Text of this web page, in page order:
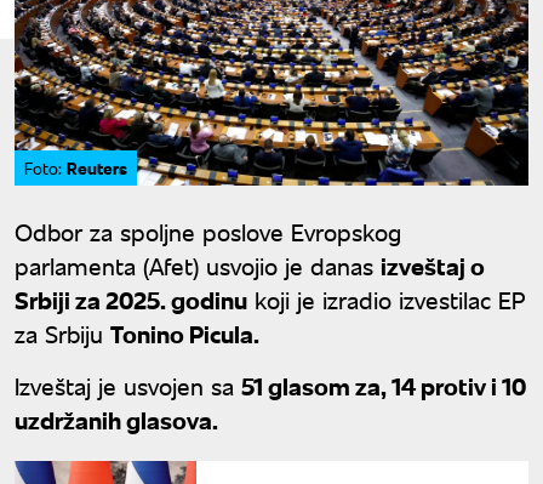
Foto: Reuters
Odbor za spoljne poslove Evropskog
parlamenta (Afet) usvojio je danas izveštaj o
Srbiji za 2025. godinu koji je izradio izvestilac EP
za Srbiju Tonino Picula.
Izveštaj je usvojen sa 51 glasom za, 14 protiv i 10
uzdržanih glasova.